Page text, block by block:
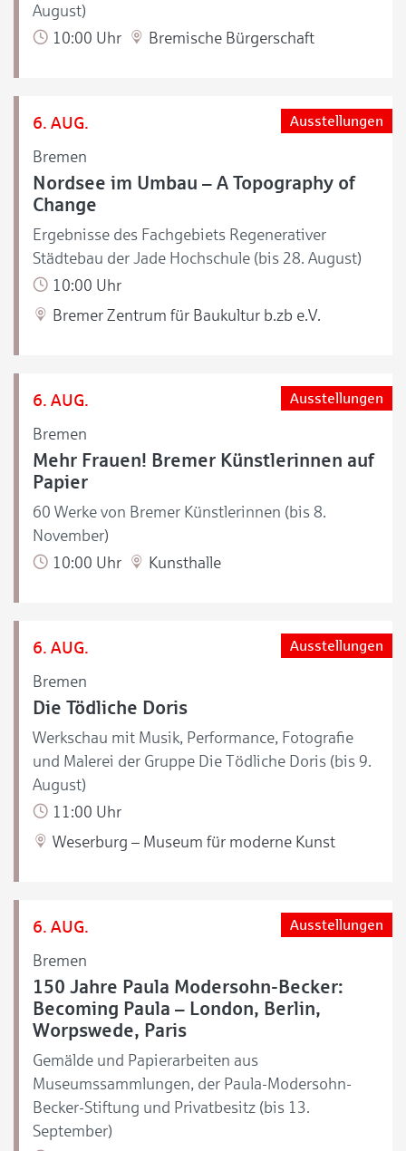
August)
10:00 Uhr
Bremische Bürgerschaft
6. AUG.
Bremen
Ausstellungen
Nordsee im Umbau – A Topography of
Change
Ergebnisse des Fachgebiets Regenerativer
Städtebau der Jade Hochschule (bis 28. August)
10:00 Uhr
Bremer Zentrum für Baukultur b.zb e.V.
6. AUG.
Bremen
Ausstellungen
Mehr Frauen! Bremer Künstlerinnen auf
Papier
60 Werke von Bremer Künstlerinnen (bis 8.
November)
10:00 Uhr
Kunsthalle
6. AUG.
Bremen
Ausstellungen
Die Tödliche Doris
Werkschau mit Musik, Performance, Fotografie
und Malerei der Gruppe Die Tödliche Doris (bis 9.
August)
11:00 Uhr
Weserburg – Museum für moderne Kunst
6. AUG.
Bremen
Ausstellungen
150 Jahre Paula Modersohn-Becker:
Becoming Paula – London, Berlin,
Worpswede, Paris
Gemälde und Papierarbeiten aus
Museumssammlungen, der Paula-Modersohn-
Becker-Stiftung und Privatbesitz (bis 13.
September)